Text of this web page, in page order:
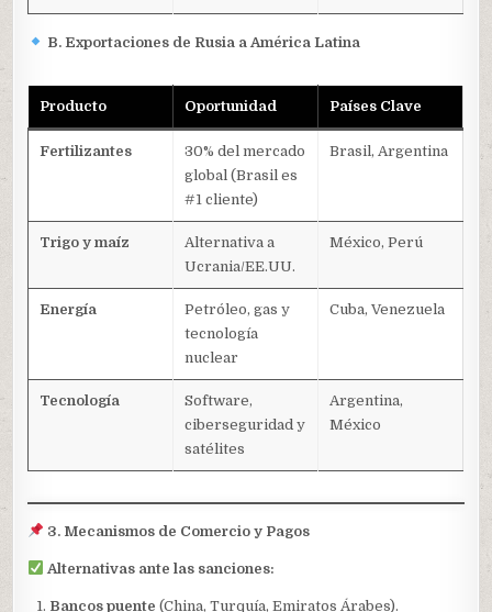
B. Exportaciones de Rusia a América Latina
Producto Oportunidad Países Clave
Fertilizantes
30% del mercado
global (Brasil es
#1 cliente)
Brasil, Argentina
Trigo y maíz
Alternativa a
Ucrania/EE.UU.
México, Perú
Energía
Petróleo, gas y
tecnología
nuclear
Cuba, Venezuela
Tecnología
Software,
ciberseguridad y
satélites
Argentina,
México
3. Mecanismos de Comercio y Pagos
Alternativas ante las sanciones:
Bancos puente (China, Turquía, Emiratos Árabes).